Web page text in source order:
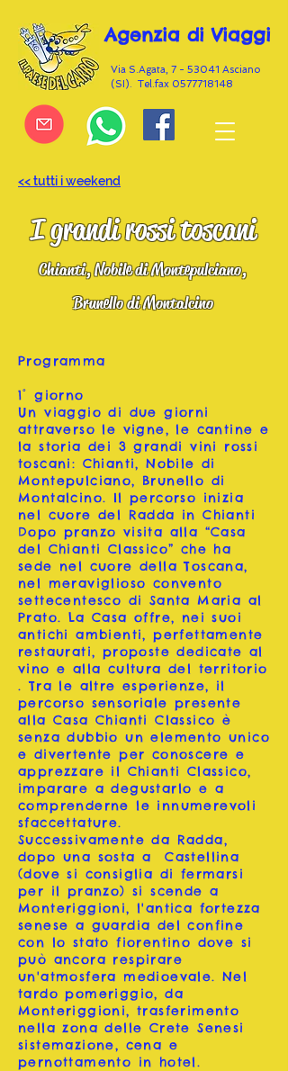
Agenzia di Viaggi
Via S.Agata, 7 - 53041 Asciano
(SI). Tel.fax 0577718148
<< tutti i weekend
I grandi rossi toscani
Chianti, Nobile di Montepulciano,
Brunello di Montalcino
Programma
1° giorno
Un viaggio di due giorni
attraverso le vigne, le cantine e
la storia dei 3 grandi vini rossi
toscani: Chianti, Nobile di
Montepulciano, Brunello di
Montalcino. Il percorso inizia
nel cuore del Radda in Chianti
Dopo pranzo visita alla “Casa
del Chianti Classico” che ha
sede nel cuore della Toscana,
nel meraviglioso convento
settecentesco di Santa Maria al
Prato. La Casa offre, nei suoi
antichi ambienti, perfettamente
restaurati, proposte dedicate al
vino e alla cultura del territorio
. Tra le altre esperienze, il
percorso sensoriale presente
alla Casa Chianti Classico è
senza dubbio un elemento unico
e divertente per conoscere e
apprezzare il Chianti Classico,
imparare a degustarlo e a
comprenderne le innumerevoli
sfaccettature.
Successivamente da Radda,
dopo una sosta a Castellina
(dove si consiglia di fermarsi
per il pranzo) si scende a
Monteriggioni, l'antica fortezza
senese a guardia del confine
con lo stato fiorentino dove si
può ancora respirare
un'atmosfera medioevale. Nel
tardo pomeriggio, da
Monteriggioni, trasferimento
nella zona delle Crete Senesi
sistemazione, cena e
pernottamento in hotel.